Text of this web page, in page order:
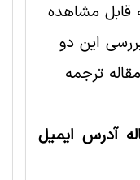
مشاهده
این دو
ترجمه
آدرس ایمیل